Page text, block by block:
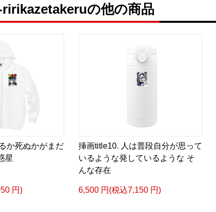
ririkazetakeruの他の商品
か死ぬかがまだ
星
円)
挿画title10. 人は普段自分が思って
いるような発しているような そ
んな存在
6,500 円(税込7,150 円)